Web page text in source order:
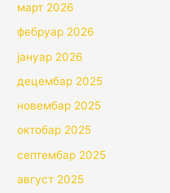
март 2026
фебруар 2026
јануар 2026
децембар 2025
новембар 2025
октобар 2025
септембар 2025
август 2025